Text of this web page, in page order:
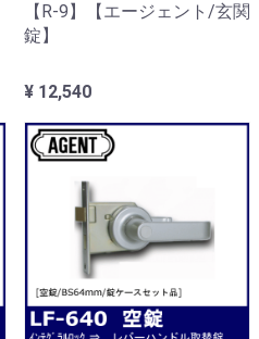
【R-9】【エージェント/玄関
錠】
¥ 12,540